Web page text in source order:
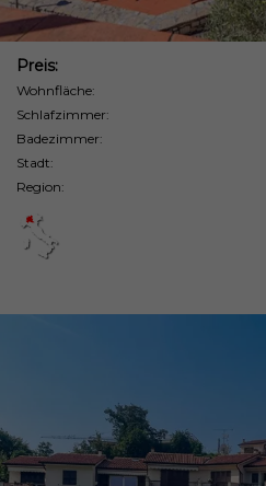
Preis:
Wohnfläche:
Schlafzimmer:
Badezimmer:
Stadt:
Region: